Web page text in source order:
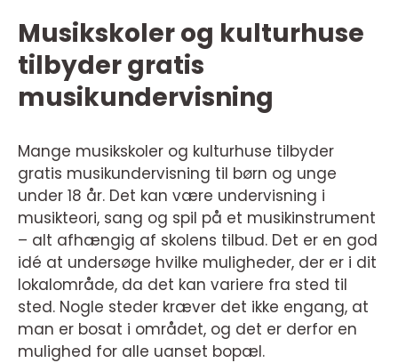
Musikskoler og kulturhuse
tilbyder gratis
musikundervisning
Mange musikskoler og kulturhuse tilbyder
gratis musikundervisning til børn og unge
under 18 år. Det kan være undervisning i
musikteori, sang og spil på et musikinstrument
– alt afhængig af skolens tilbud. Det er en god
idé at undersøge hvilke muligheder, der er i dit
lokalområde, da det kan variere fra sted til
sted. Nogle steder kræver det ikke engang, at
man er bosat i området, og det er derfor en
mulighed for alle uanset bopæl.